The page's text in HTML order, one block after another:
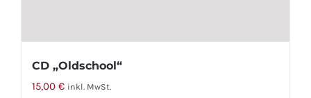
CD „Oldschool“
15,00 € inkl. MwSt.